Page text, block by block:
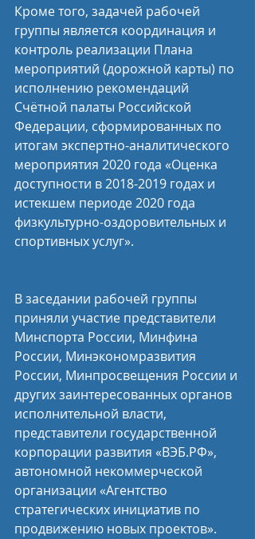
Кроме того, задачей рабочей
группы является координация и
контроль реализации Плана
мероприятий (дорожной карты) по
исполнению рекомендаций
Счётной палаты Российской
Федерации, сформированных по
итогам экспертно-аналитического
мероприятия 2020 года «Оценка
доступности в 2018-2019 годах и
истекшем периоде 2020 года
физкультурно-оздоровительных и
спортивных услуг».
В заседании рабочей группы
приняли участие представители
Минспорта России, Минфина
России, Минэкономразвития
России, Минпросвещения России и
других заинтересованных органов
исполнительной власти,
представители государственной
корпорации развития «ВЭБ.РФ»,
автономной некоммерческой
организации «Агентство
стратегических инициатив по
продвижению новых проектов».